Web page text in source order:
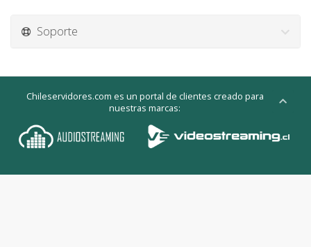
Soporte
Chileservidores.com es un portal de clientes creado para
nuestras marcas: